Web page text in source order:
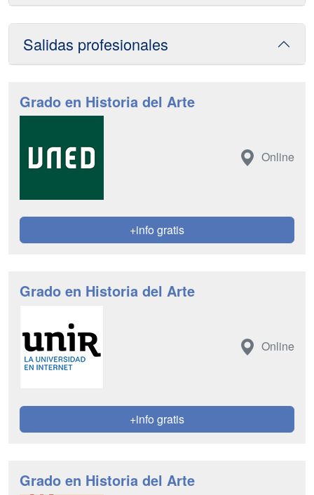
Salidas profesionales
Grado en Historia del Arte
Online
+info gratis
Grado en Historia del Arte
Online
+info gratis
Grado en Historia del Arte